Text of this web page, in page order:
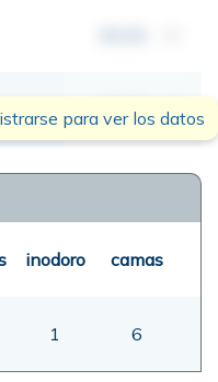
00,00 mt
para ver los datos
inodoro camas
1 6